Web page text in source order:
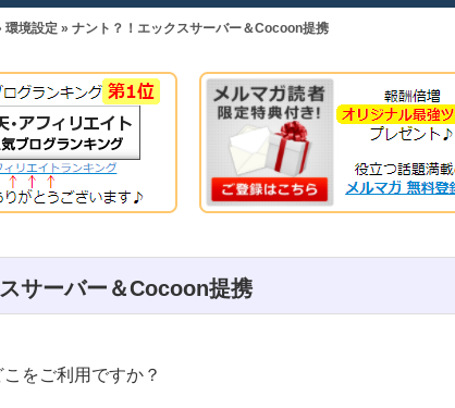
環境設定 » ナント？！エックスサーバー＆Cocoon提携
サーバー＆Cocoon提携
をご利用ですか？